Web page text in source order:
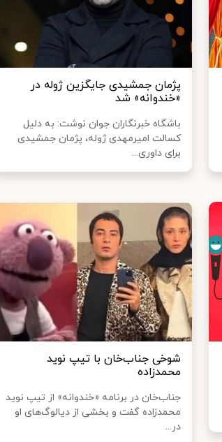
پژمان جمشیدی جایگزین ژوله در
«خندوانه» شد
باشگاه خبرنگاران جوان نوشت: به دلیل
کسالت امیرمهدی ژوله، پژمان جمشیدی
برای داوری...
شوخی جناب‌خان با تیپ نوید
محمدزاده
جناب‌خان در برنامه «خندوانه» از تیپ نوید
محمدزاده گفت و بخشی از دیالوگ‌های او
در...